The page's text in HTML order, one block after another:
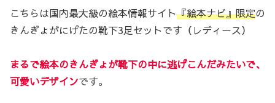
こちらは国内最大級の絵本情報サイト『絵本ナビ』限定の
きんぎょがにげたの靴下3足セットです（レディース）
まるで絵本のきんぎょが靴下の中に逃げこんだみたいで、
可愛いデザインです。